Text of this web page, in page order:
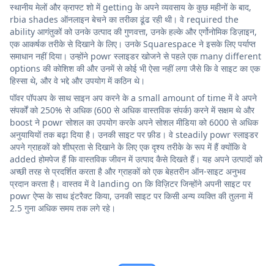
स्थानीय मेलों और क्राफ्ट शो में getting के अपने व्यवसाय के कुछ महीनों के बाद,
rbia shades ऑनलाइन बेचने का तरीका ढूंढ रही थी। वे required the
ability आगंतुकों को उनके उत्पाद की गुणवत्ता, उनके हल्के और एर्गोनोमिक डिज़ाइन,
एक आकर्षक तरीके से दिखाने के लिए। उनके Squarespace ने इसके लिए पर्याप्त
समाधान नहीं दिया। उन्होंने powr स्लाइडर खोजने से पहले एक many different
options की कोशिश की और उनमें से कोई भी ऐसा नहीं लगा जैसे कि वे साइट का एक
हिस्सा थे, और वे भद्दे और उपयोग में कठिन थे।
पॉवर पॉपअप के साथ साइन अप करने के a small amount of time में वे अपने
संपर्कों को 250% से अधिक (600 से अधिक वास्तविक संपर्क) करने में सक्षम थे और
boost ने powr सोशल का उपयोग करके अपने सोशल मीडिया को 6000 से अधिक
अनुयायियों तक बढ़ा दिया है। उनकी साइट पर फ़ीड। वे steadily powr स्लाइडर
अपने ग्राहकों को शीघ्रता से दिखाने के लिए एक दृश्य तरीके के रूप में हैं क्योंकि वे
added होमपेज हैं कि वास्तविक जीवन में उत्पाद कैसे दिखते हैं। यह अपने उत्पादों को
अच्छी तरह से प्रदर्शित करता है और ग्राहकों को एक बेहतरीन ऑन-साइट अनुभव
प्रदान करता है। वास्तव में वे landing on कि विज़िटर जिन्होंने अपनी साइट पर
powr ऐप्स के साथ इंटरैक्ट किया, उनकी साइट पर किसी अन्य व्यक्ति की तुलना में
2.5 गुना अधिक समय तक लगे रहे।